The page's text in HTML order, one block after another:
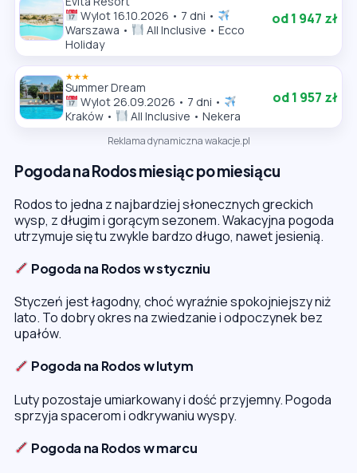
Wylot 16.10.2026 • 7 dni •
Warszawa •
All Inclusive • Ecco
Holiday
od 1 947 zł
★★★
Summer Dream
Wylot 26.09.2026 • 7 dni •
Kraków •
All Inclusive • Nekera
od 1 957 zł
Reklama dynamiczna wakacje.pl
Pogoda na Rodos miesiąc po miesiącu
Rodos to jedna z najbardziej słonecznych greckich
wysp, z długim i gorącym sezonem. Wakacyjna pogoda
utrzymuje się tu zwykle bardzo długo, nawet jesienią.
Pogoda na Rodos w styczniu
Styczeń jest łagodny, choć wyraźnie spokojniejszy niż
lato. To dobry okres na zwiedzanie i odpoczynek bez
upałów.
Pogoda na Rodos w lutym
Luty pozostaje umiarkowany i dość przyjemny. Pogoda
sprzyja spacerom i odkrywaniu wyspy.
Pogoda na Rodos w marcu